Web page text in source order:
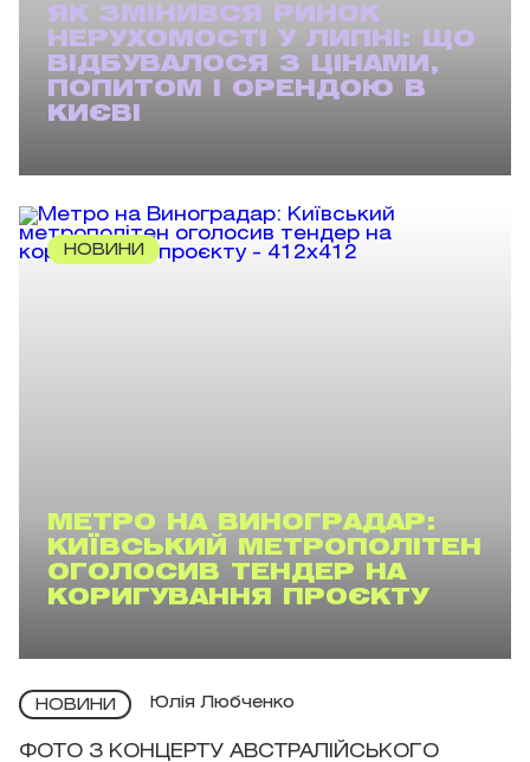
ЯК ЗМІНИВСЯ РИНОК
НЕРУХОМОСТІ У ЛИПНІ: ЩО
ВІДБУВАЛОСЯ З ЦІНАМИ,
ПОПИТОМ І ОРЕНДОЮ В
КИЄВІ
НОВИНИ
МЕТРО НА ВИНОГРАДАР:
КИЇВСЬКИЙ МЕТРОПОЛІТЕН
ОГОЛОСИВ ТЕНДЕР НА
КОРИГУВАННЯ ПРОЄКТУ
НОВИНИ Юлія Любченко
ФОТО З КОНЦЕРТУ АВСТРАЛІЙСЬКОГО